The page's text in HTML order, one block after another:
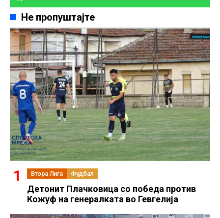
Не пропуштајте
Втора Лига Фудбал
Детонит Плачковица со победа против
Кожуф на генералката во Гевгелија